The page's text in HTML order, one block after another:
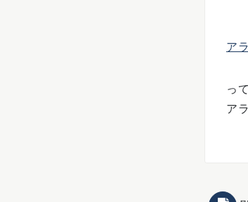
ア
っ
ア